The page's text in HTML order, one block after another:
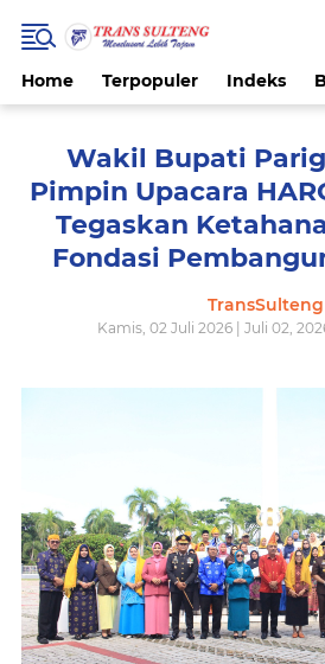
Home Terpopuler Indeks
Wakil Bupati
Pimpin Upacara
Tegaskan
Fondasi
TransSulteng
Kamis, 02 Juli 2026 | Juli 02,